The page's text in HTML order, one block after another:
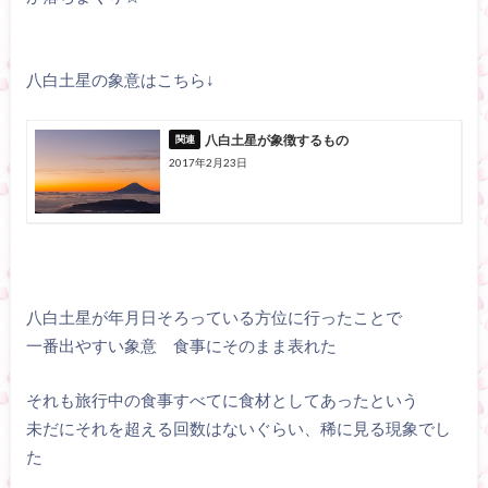
八白土星の象意はこちら↓
八白土星が象徴するもの
2017年2月23日
八白土星が年月日そろっている方位に行ったことで
一番出やすい象意 食事にそのまま表れた
それも旅行中の食事すべてに食材としてあったという
未だにそれを超える回数はないぐらい、稀に見る現象でし
た